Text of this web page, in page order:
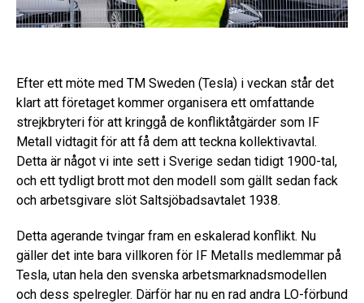
Efter ett möte med TM Sweden (Tesla) i veckan står det
klart att företaget kommer organisera ett omfattande
strejkbryteri för att kringgå de konfliktåtgärder som IF
Metall vidtagit för att få dem att teckna kollektivavtal.
Detta är något vi inte sett i Sverige sedan tidigt 1900-tal,
och ett tydligt brott mot den modell som gällt sedan fack
och arbetsgivare slöt Saltsjöbadsavtalet 1938.
Detta agerande tvingar fram en eskalerad konflikt. Nu
gäller det inte bara villkoren för IF Metalls medlemmar på
Tesla, utan hela den svenska arbetsmarknadsmodellen
och dess spelregler. Därför har nu en rad andra LO-förbund